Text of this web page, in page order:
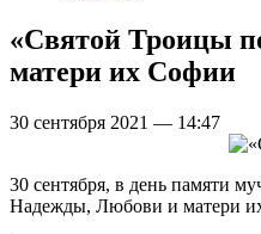
«Святой Троицы
матери их Софии
30 сентября 2021 — 14:47
30 сентября, в день памяти
Надежды, Любови и матери